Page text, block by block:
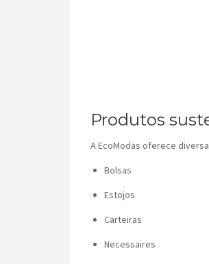
Produtos
A EcoModas oferece
Bolsas
Estojos
Carteiras
Necessaires